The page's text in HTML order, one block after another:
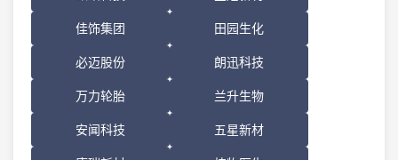
佳饰集团 田园生化
必迈股份 朗迅科技
万力轮胎 兰升生物
安闻科技 五星新材